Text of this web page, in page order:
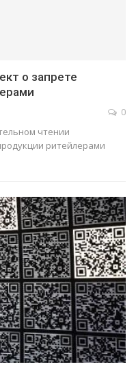
о запрете
0
чтении
ритейлерами